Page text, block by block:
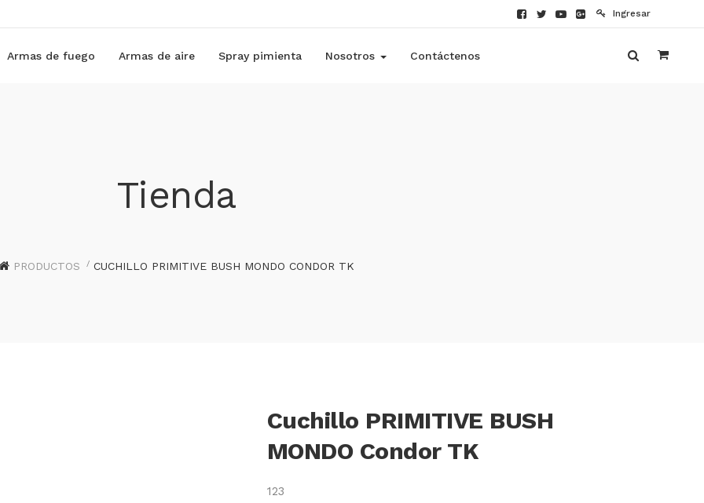
Ingresar
Armas de fuego Armas de aire Spray pimienta Nosotros Contáctenos
Tienda
PRODUCTOS CUCHILLO PRIMITIVE BUSH MONDO CONDOR TK
Cuchillo PRIMITIVE BUSH
MONDO Condor TK
123